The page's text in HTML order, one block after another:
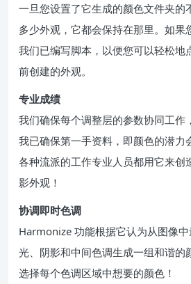
一旦您设置了它生成的颜色文件夹的
多少外观，它都会保持在那里。如果
我们已编写脚本，以便您可以轻松地
前创建的外观。
专业成绩
我们确保每个调整层的参数协同工作
我已确保第一手资料，即颜色的潜力
各种流派的工作专业人员都用它来创
影外观！
协调即时色调
Harmonize 功能根据它认为从图像
光、阴影和中间色调生成一组和谐的
选择每个色调区域中想要的颜色！